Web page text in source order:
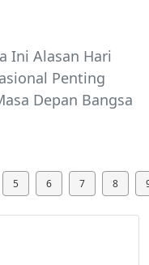
Ini Alasan Hari
Penting
Depan Bangsa
5 6 7 8